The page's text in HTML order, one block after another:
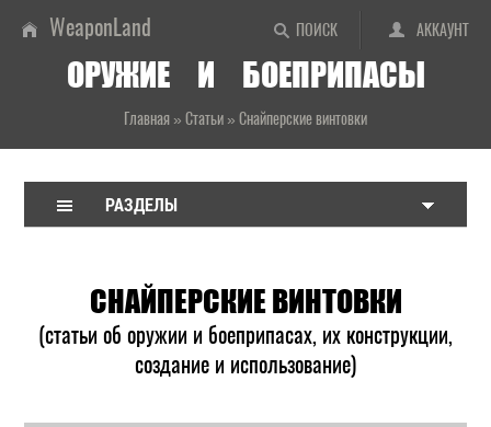
ПОИСК АККАУНТ
WeaponLand
ОРУЖИЕ И БОЕПРИПАСЫ
Главная » Статьи » Снайперские винтовки
РАЗДЕЛЫ
СНАЙПЕРСКИЕ ВИНТОВКИ
(статьи об оружии и боеприпасах, их конструкции,
создание и использование)